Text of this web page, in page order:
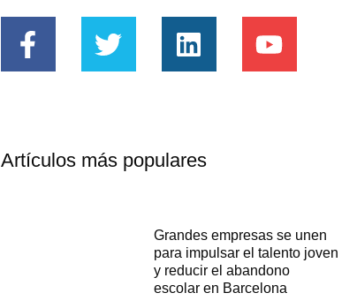
Artículos más populares
Grandes empresas se unen
para impulsar el talento joven
y reducir el abandono
escolar en Barcelona